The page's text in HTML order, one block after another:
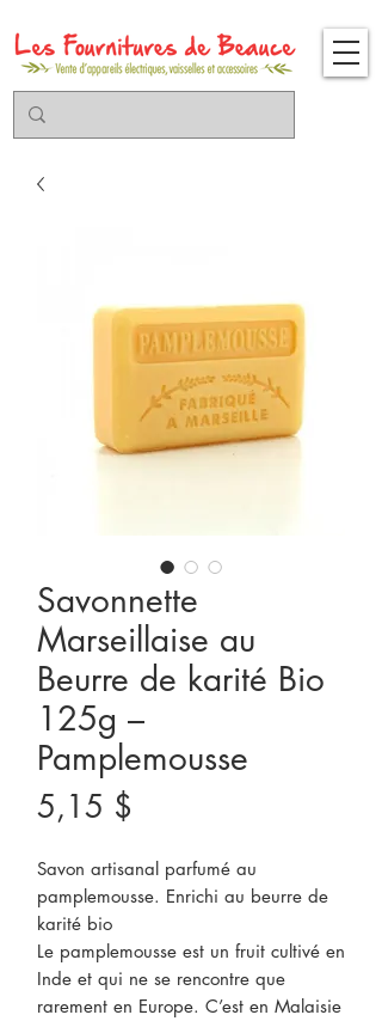
Savonnette
Marseillaise au
Beurre de karité Bio
125g –
Pamplemousse
5,15 $
Savon artisanal parfumé au
pamplemousse. Enrichi au beurre de
karité bio
Le pamplemousse est un fruit cultivé en
Inde et qui ne se rencontre que
rarement en Europe. C’est en Malaisie